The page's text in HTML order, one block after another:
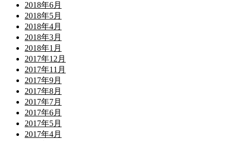
2018年6月
2018年5月
2018年4月
2018年3月
2018年1月
2017年12月
2017年11月
2017年9月
2017年8月
2017年7月
2017年6月
2017年5月
2017年4月